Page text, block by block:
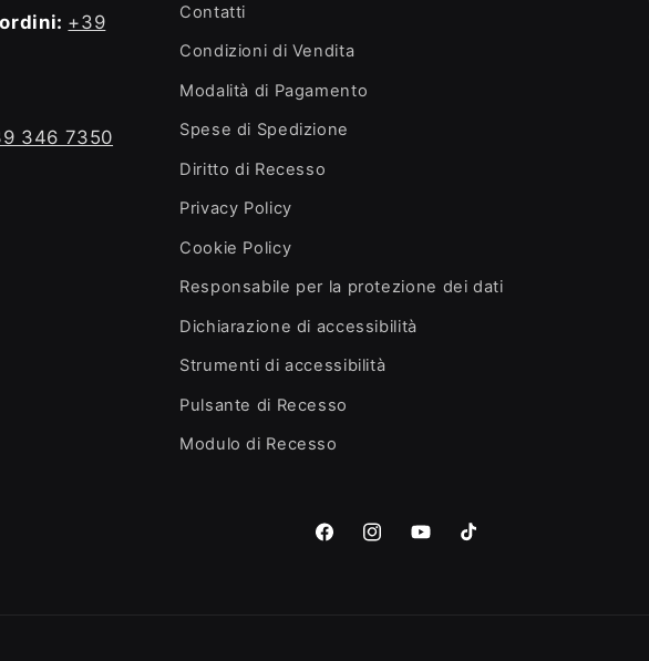
+39
346 7350
Contatti
Condizioni di Vendita
Modalità di Pagamento
Spese di Spedizione
Diritto di Recesso
Privacy Policy
Cookie Policy
Responsabile per la protezione dei dati
Dichiarazione di accessibilità
Strumenti di accessibilità
Pulsante di Recesso
Modulo di Recesso
FacebookInstagramYouTubeTikTok